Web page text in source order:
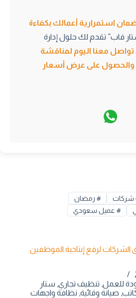
استمرارية أعمالك بكفاءة
فاب” تقدم لك حلول إدارة
تواصل معنا اليوم لمناقشة
والحصول على عرض أسعار
شركات # رمضان
# عميل سعودي
الشركات لرفع إنتاجية الموظفين
للعمل, تنظيف تجاري, ستار
, صيانة وقائية, نظافة واجهات